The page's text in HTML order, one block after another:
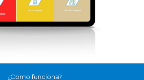
¿Como funciona?